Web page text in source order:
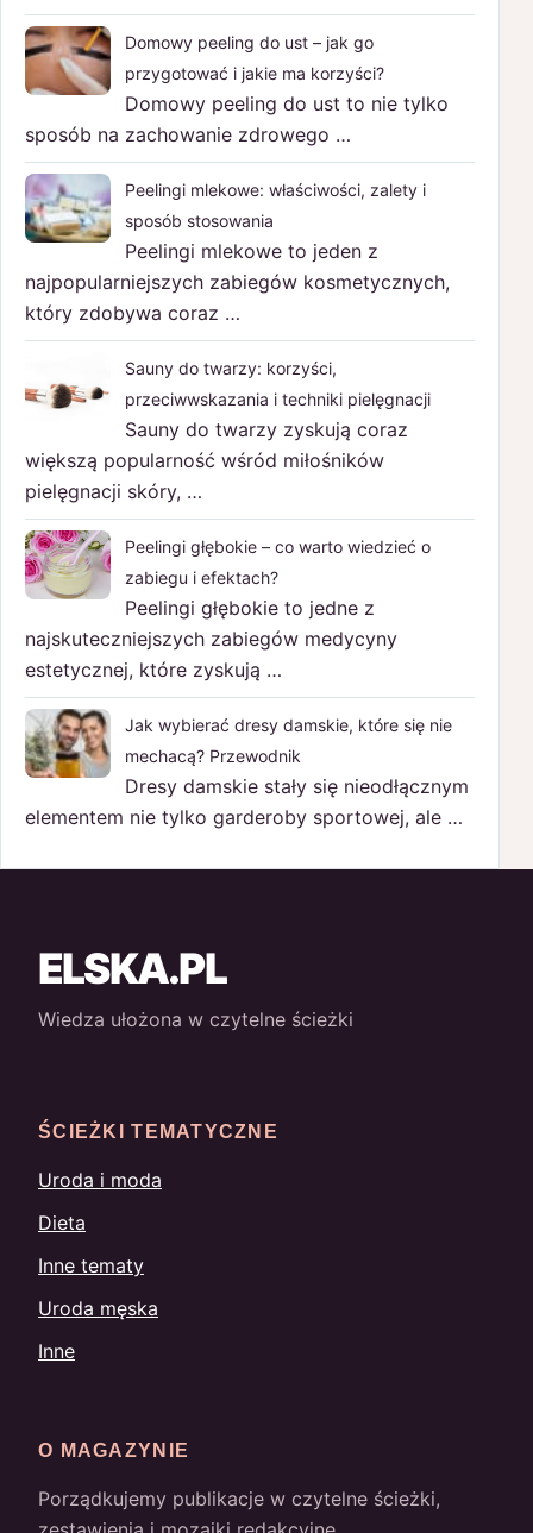
Domowy peeling do ust – jak go
przygotować i jakie ma korzyści?
Domowy peeling do ust to nie tylko
sposób na zachowanie zdrowego …
Peelingi mlekowe: właściwości, zalety i
sposób stosowania
Peelingi mlekowe to jeden z
najpopularniejszych zabiegów kosmetycznych,
który zdobywa coraz …
Sauny do twarzy: korzyści,
przeciwwskazania i techniki pielęgnacji
Sauny do twarzy zyskują coraz
większą popularność wśród miłośników
pielęgnacji skóry, …
Peelingi głębokie – co warto wiedzieć o
zabiegu i efektach?
Peelingi głębokie to jedne z
najskuteczniejszych zabiegów medycyny
estetycznej, które zyskują …
Jak wybierać dresy damskie, które się nie
mechacą? Przewodnik
Dresy damskie stały się nieodłącznym
elementem nie tylko garderoby sportowej, ale …
ELSKA.PL
Wiedza ułożona w czytelne ścieżki
ŚCIEŻKI TEMATYCZNE
Uroda i moda
Dieta
Inne tematy
Uroda męska
Inne
O MAGAZYNIE
Porządkujemy publikacje w czytelne ścieżki,